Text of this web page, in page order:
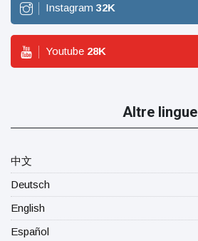
Instagram 32K
Youtube 28K
Altre lingue
中文
Deutsch
English
Español